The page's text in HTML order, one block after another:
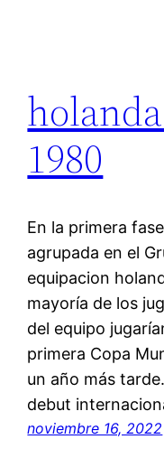
1980
En la primera
agrupada en el
equipacion
mayoría de los
del equipo
primera Copa
un año más
debut
noviembre 16, 2022